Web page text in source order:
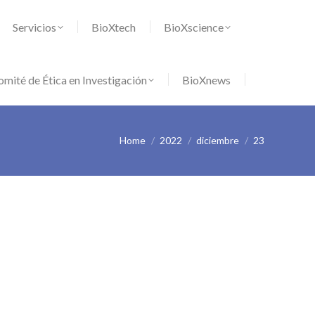
Servicios BioXtech BioXscience
de Ética en Investigación BioXnews
Home 2022 diciembre 23
Investigación BioXnews